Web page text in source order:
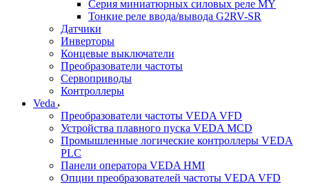
Серия миниатюрных силовых реле MY
Тонкие реле ввода/вывода G2RV-SR
Датчики
Инверторы
Концевые выключатели
Преобразователи частоты
Сервоприводы
Контроллеры
Veda
Преобразователи частоты VEDA VFD
Устройства плавного пуска VEDA MCD
Промышленные логические контроллеры VEDA
PLC
Панели оператора VEDA HMI
Опции преобразователей частоты VEDA VFD